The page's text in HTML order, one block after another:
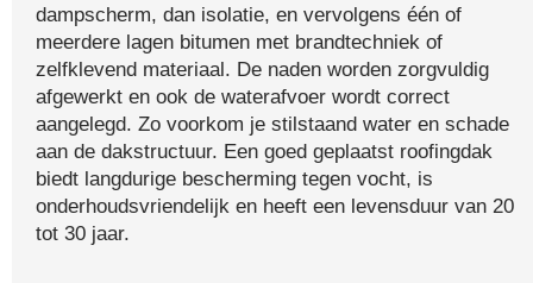
dampscherm, dan isolatie, en vervolgens één of
meerdere lagen bitumen met brandtechniek of
zelfklevend materiaal. De naden worden zorgvuldig
afgewerkt en ook de waterafvoer wordt correct
aangelegd. Zo voorkom je stilstaand water en schade
aan de dakstructuur. Een goed geplaatst roofingdak
biedt langdurige bescherming tegen vocht, is
onderhoudsvriendelijk en heeft een levensduur van 20
tot 30 jaar.